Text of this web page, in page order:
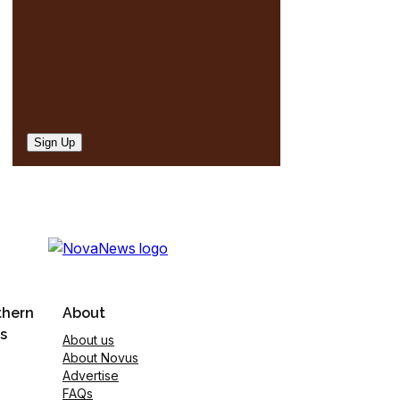
Sign Up
About
About us
About Novus
Advertise
FAQs